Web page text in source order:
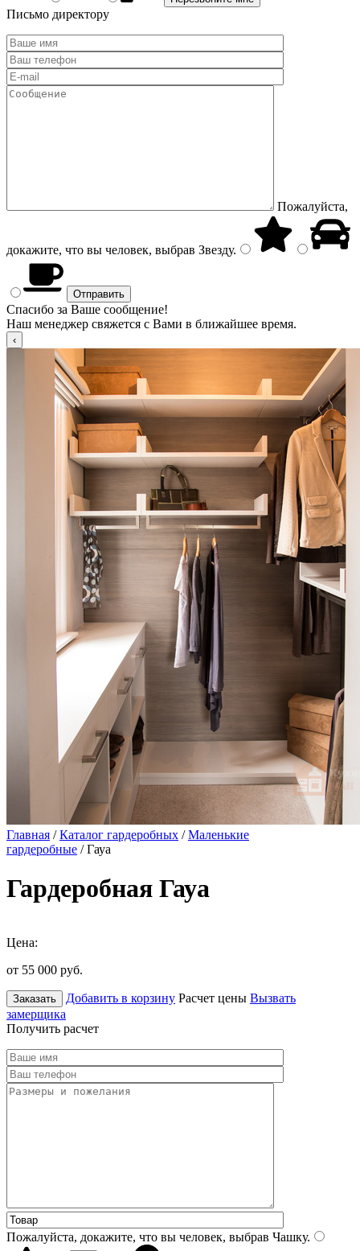
Письмо директору
Пожалуйста,
докажите, что вы человек, выбрав Звезду.
Спасибо за Ваше сообщение!
Наш менеджер свяжется с Вами в ближайшее время.
Главная /Каталог гардеробных /Маленькие
гардеробные / Гауа
Гардеробная Гауа
Цена:
от 55 000 руб.
Заказать Добавить в корзину Расчет цены Вызвать
замерщика
Получить расчет
Пожалуйста, докажите, что вы человек, выбрав Чашку.